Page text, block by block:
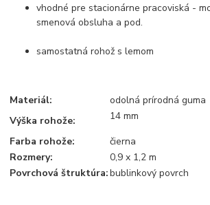
vhodné pre stacionárne pracoviská -
smenová obsluha a pod.
samostatná rohož s lemom
Materiál:
odolná prírodná guma
Výška rohože:
14 mm
Farba rohože:
čierna
Rozmery:
0,9 x 1,2 m
Povrchová štruktúra:bublinkový povrch